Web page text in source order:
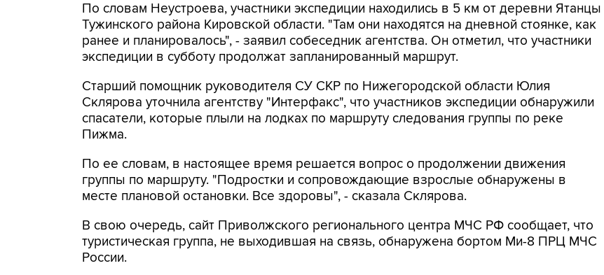
По словам Неустроева, участники экспедиции находились в 5 км от деревни Ятанцы
Тужинского района Кировской области. "Там они находятся на дневной стоянке, как
ранее и планировалось", - заявил собеседник агентства. Он отметил, что участники
экспедиции в субботу продолжат запланированный маршрут.
Старший помощник руководителя СУ СКР по Нижегородской области Юлия
Склярова уточнила агентству "Интерфакс", что участников экспедиции обнаружили
спасатели, которые плыли на лодках по маршруту следования группы по реке
Пижма.
По ее словам, в настоящее время решается вопрос о продолжении движения
группы по маршруту. "Подростки и сопровождающие взрослые обнаружены в
месте плановой остановки. Все здоровы", - сказала Склярова.
В свою очередь, сайт Приволжского регионального центра МЧС РФ сообщает, что
туристическая группа, не выходившая на связь, обнаружена бортом Ми-8 ПРЦ МЧС
России.